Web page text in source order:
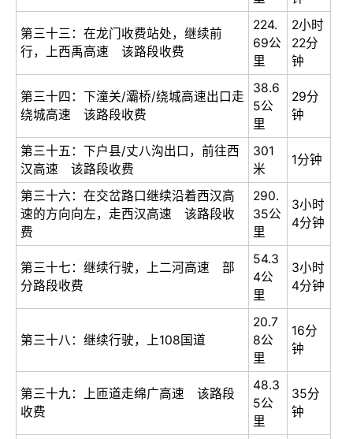
第三十三：在龙门收费站处，继续前
行，上西禹高速 该路段收费
224.
69公
里
2小时
22分
钟
第三十四：下潼关/灞桥/绕城高速出口走
绕城高速 该路段收费
38.6
5公
里
29分
钟
第三十五：下户县/丈八沟出口，前往西
汉高速 该路段收费
301
米
1分钟
第三十六：在交岔路口继续沿着西汉高
速的方向向左，走西汉高速 该路段收
费
290.
35公
里
3小时
4分钟
第三十七：继续行驶，上二河高速 部
分路段收费
54.3
4公
里
3小时
4分钟
第三十八：继续行驶，上108国道
20.7
8公
里
16分
钟
第三十九：上匝道走绵广高速 该路段
收费
48.3
5公
里
35分
钟